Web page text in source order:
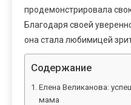
продемонстрировала
Благодаря своей
она стала любимицей
Содержание
Елена Великанова:
мама